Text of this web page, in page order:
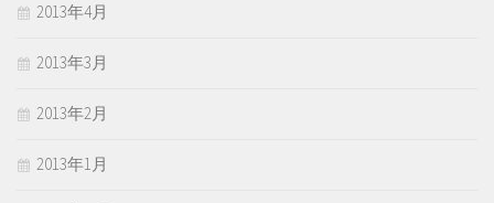
2013年4月
2013年3月
2013年2月
2013年1月